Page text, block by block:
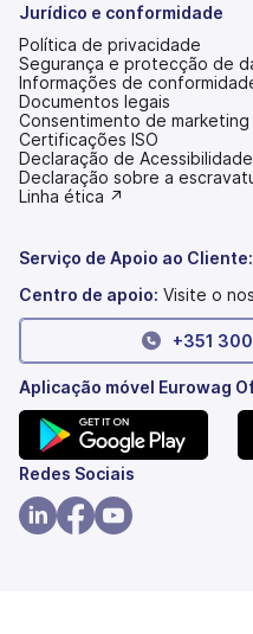
Jurídico e conformidade
Política de privacidade
Segurança e protecção de
Informações de
Documentos legais
Consentimento de marketing
Certificações ISO
Declaração de Acessibilidade
(abre
num
Declaração sobre a
(abre
separador)
Linha ética ↗
Serviço de Apoio ao Cliente:
Centro de apoio: Visite o
+351
Aplicação móvel Eurowag
(abre
num
novo
Redes Sociais